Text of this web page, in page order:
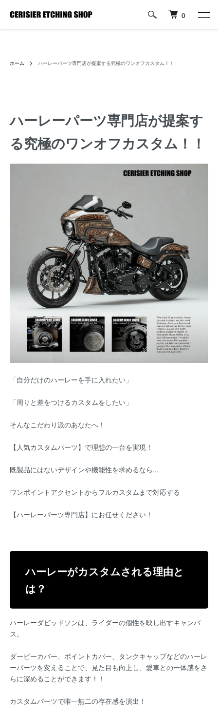
0
ホーム ハーレーパーツ専門店が提案する究極のワンオフカスタム！！
ハーレーパーツ専門店が提案す
る究極のワンオフカスタム！！
「自分だけのハーレーを手に入れたい」
「周りと差をつけるカスタムをしたい」
そんなこだわり派のあなたへ！
【人気カスタムパーツ】で理想の一台を実現！
既製品にはないデザインや機能性を求めるなら...
ワンポイントアクセントからフルカスタムまで対応する
【ハーレーパーツ専門店】にお任せください！
ハーレーがカスタムされる理由と
は？
ハーレーダビッドソンは、ライダーの個性を映し出すキャンバ
ス。
ダービーカバー、ポイントカバー、タンクキャップなどのハーレ
ーパーツを変えることで、見た目も向上し、愛車との一体感をさ
らに深めることができます！！
カスタムパーツで唯一無二の存在感を演出！